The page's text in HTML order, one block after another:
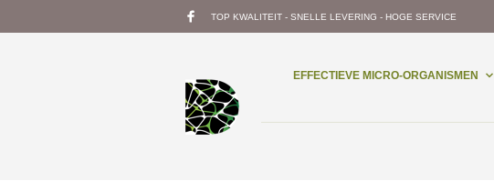
TOP KWALITEIT - SNELLE LEVERING - HOGE SERVICE
EFFECTIEVE MICRO-ORGANISMEN